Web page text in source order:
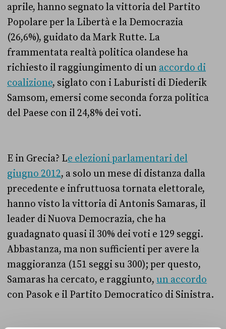
aprile, hanno segnato la vittoria del Partito
Popolare per la Libertà e la Democrazia
(26,6%), guidato da Mark Rutte. La
frammentata realtà politica olandese ha
richiesto il raggiungimento di un accordo di
coalizione, siglato con i Laburisti di Diederik
Samsom, emersi come seconda forza politica
del Paese con il 24,8% dei voti.
E in Grecia? Le elezioni parlamentari del
giugno 2012, a solo un mese di distanza dalla
precedente e infruttuosa tornata elettorale,
hanno visto la vittoria di Antonis Samaras, il
leader di Nuova Democrazia, che ha
guadagnato quasi il 30% dei voti e 129 seggi.
Abbastanza, ma non sufficienti per avere la
maggioranza (151 seggi su 300); per questo,
Samaras ha cercato, e raggiunto, un accordo
con Pasok e il Partito Democratico di Sinistra.